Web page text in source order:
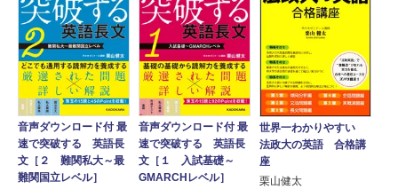
音声ダウンロード付 最
速で突破する 英語長
文［２ 難関私大～最
難関国立レベル］
音声ダウンロード付 最
速で突破する 英語長
文［１ 入試基礎～
GMARCHレベル］
世界一わかりやすい
法政大の英語 合格講
座
栗山健太